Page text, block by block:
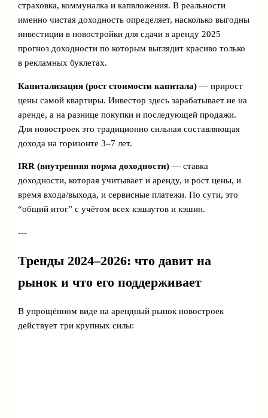
страховка, коммуналка и капвложения. В реальности
именно чистая доходность определяет, насколько выгодны
инвестиции в новостройки для сдачи в аренду 2025
прогноз доходности по которым выглядит красиво только
в рекламных буклетах.
Капитализация (рост стоимости капитала) — прирост
цены самой квартиры. Инвестор здесь зарабатывает не на
аренде, а на разнице покупки и последующей продажи.
Для новостроек это традиционно сильная составляющая
дохода на горизонте 3–7 лет.
IRR (внутренняя норма доходности) — ставка
доходности, которая учитывает и аренду, и рост цены, и
время входа/выхода, и сервисные платежи. По сути, это
“общий итог” с учётом всех кэшаутов и кэшин.
---
Тренды 2024–2026: что давит на
рынок и что его поддерживает
В упрощённом виде на арендный рынок новостроек
действует три крупных силы: